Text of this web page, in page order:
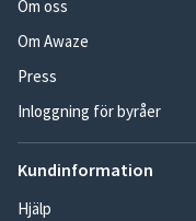
Om oss
Om Awaze
Press
Inloggning för byråer
Kundinformation
Hjälp